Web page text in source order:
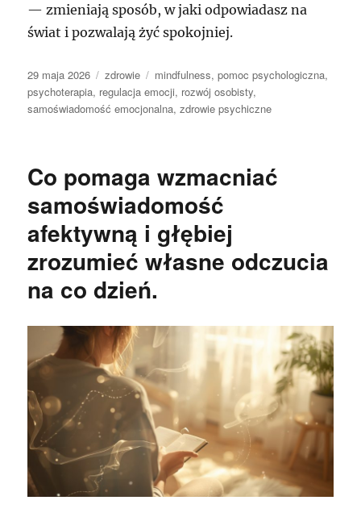
— zmieniają sposób, w jaki odpowiadasz na
świat i pozwalają żyć spokojniej.
Data
publikacji
29 maja 2026 Kategorie
zdrowie Tagi
mindfulness,pomoc psychologiczna,
psychoterapia, regulacja emocji, rozwój osobisty,
samoświadomość emocjonalna,zdrowie psychiczne
Co pomaga wzmacniać
samoświadomość
afektywną i głębiej
zrozumieć własne odczucia
na co dzień.